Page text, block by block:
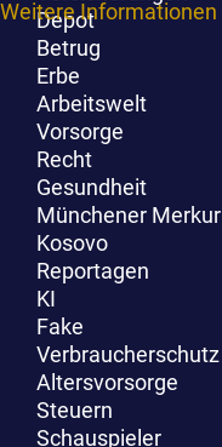
Depot
Betrug
Erbe
Arbeitswelt
Vorsorge
Recht
Gesundheit
Münchener Merkur
Kosovo
Reportagen
KI
Fake
Verbraucherschutz
Altersvorsorge
Steuern
Schauspieler
Weitere Informationen